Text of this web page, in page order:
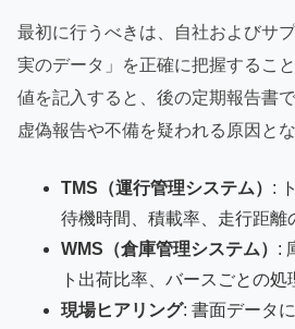
最初に行うべきは、自社およびサ
実のデータ」を正確に把握するこ
値を記入すると、後の定期報告書
虚偽報告や不備を疑われる原因とな
TMS（運行管理システム） :
待機時間、積載率、走行距離
WMS（倉庫管理システム） :
ト出荷比率、バースごとの処
現場ヒアリング: 書面データ